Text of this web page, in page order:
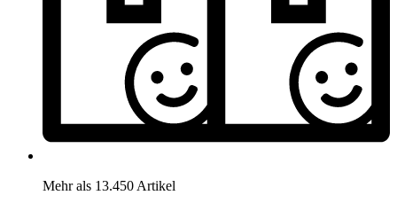
Mehr als 13.450 Artikel